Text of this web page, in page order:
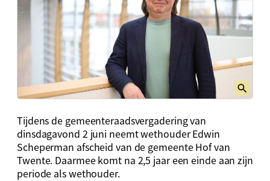
Tijdens de gemeenteraadsvergadering van
dinsdagavond 2 juni neemt wethouder Edwin
Scheperman afscheid van de gemeente Hof van
Twente. Daarmee komt na 2,5 jaar een einde aan zijn
periode als wethouder.